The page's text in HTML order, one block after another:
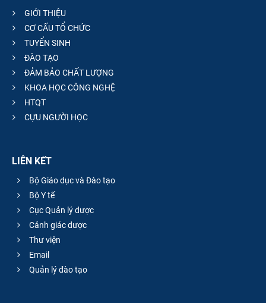
GIỚI THIỆU
CƠ CẤU TỔ CHỨC
TUYỂN SINH
ĐÀO TẠO
ĐẢM BẢO CHẤT LƯỢNG
KHOA HỌC CÔNG NGHỆ
HTQT
CỰU NGƯỜI HỌC
LIÊN KẾT
Bộ Giáo dục và Đào tạo
Bộ Y tế
Cục Quản lý dược
Cảnh giác dược
Thư viện
Email
Quản lý đào tạo